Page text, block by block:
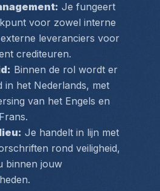
Je fungeert
voor zowel interne
leveranciers voor
crediteuren.
Binnen de rol wordt er
in het Nederlands, met
van het Engels en
Je handelt in lijn met
rond veiligheid,
binnen jouw